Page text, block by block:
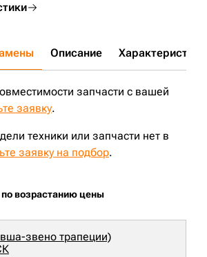
Описание Характеристики
запчасти с вашей
заявку.
техники или запчасти нет в
заявку на подбор.
возрастанию цены
звено трапеции)